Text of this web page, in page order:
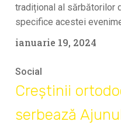
tradițional al sărbătorilor
specifice acestei
ianuarie 19, 2024
Social
Creștinii
serbează